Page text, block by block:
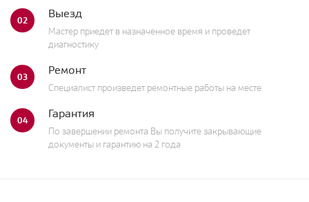
02 Выезд
Мастер приедет в назначенное время и проведет
диагностику
03 Ремонт
Специалист произведет ремонтные работы на месте
04 Гарантия
По завершении ремонта Вы получите закрывающие
документы и гарантию на 2 года